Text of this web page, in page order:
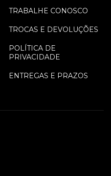
TRABALHE CONOSCO
TROCAS E DEVOLUÇÕES
POLÍTICA DE
PRIVACIDADE
ENTREGAS E PRAZOS